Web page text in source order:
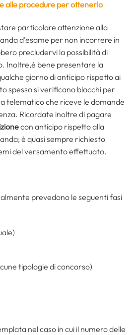
alle procedure per ottenerlo
particolare attenzione alla
d’esame per non incorrere in
precludervi la possibilità di
Inoltre,è bene presentare la
giorno di anticipo rispetto ai
spesso si verificano blocchi per
telematico che riceve le domande
Ricordate inoltre di pagare
con anticipo rispetto alla
è quasi sempre richiesto
del versamento effettuato.
prevedono le seguenti fasi
tipologie di concorso)
nel caso in cui il numero delle